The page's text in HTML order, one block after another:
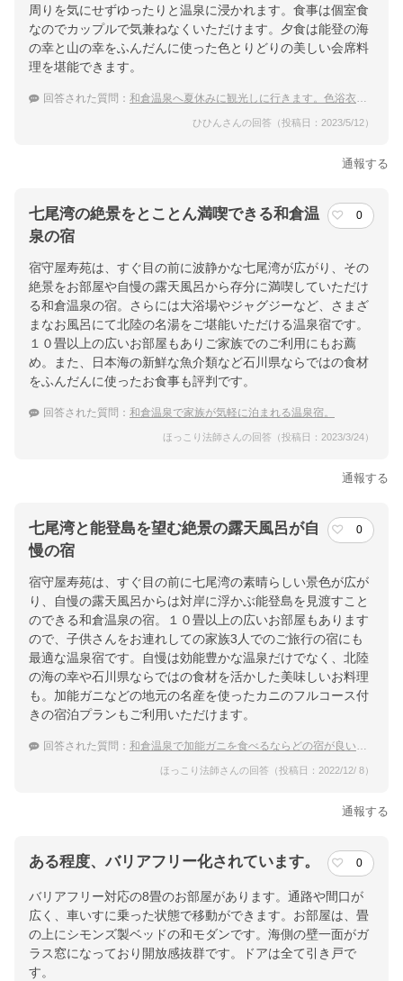
周りを気にせずゆったりと温泉に浸かれます。食事は個室食
なのでカップルで気兼ねなくいただけます。夕食は能登の海
の幸と山の幸をふんだんに使った色とりどりの美しい会席料
理を堪能できます。
回答された質問： 和倉温泉へ夏休みに観光しに行きます。色浴衣をレンタルできる人気のおすすめ宿はどこ？
ひひんさんの回答（投稿日：2023/5/12）
通報する
七尾湾の絶景をとことん満喫できる和倉温
泉の宿
0
宿守屋寿苑は、すぐ目の前に波静かな七尾湾が広がり、その
絶景をお部屋や自慢の露天風呂から存分に満喫していただけ
る和倉温泉の宿。さらには大浴場やジャグジーなど、さまざ
まなお風呂にて北陸の名湯をご堪能いただける温泉宿です。
１０畳以上の広いお部屋もありご家族でのご利用にもお薦
め。また、日本海の新鮮な魚介類など石川県ならではの食材
をふんだんに使ったお食事も評判です。
回答された質問： 和倉温泉で家族が気軽に泊まれる温泉宿。
ほっこり法師さんの回答（投稿日：2023/3/24）
通報する
七尾湾と能登島を望む絶景の露天風呂が自
慢の宿
0
宿守屋寿苑は、すぐ目の前に七尾湾の素晴らしい景色が広が
り、自慢の露天風呂からは対岸に浮かぶ能登島を見渡すこと
のできる和倉温泉の宿。１０畳以上の広いお部屋もあります
ので、子供さんをお連れしての家族3人でのご旅行の宿にも
最適な温泉宿です。自慢は効能豊かな温泉だけでなく、北陸
の海の幸や石川県ならではの食材を活かした美味しいお料理
も。加能ガニなどの地元の名産を使ったカニのフルコース付
きの宿泊プランもご利用いただけます。
回答された質問： 和倉温泉で加能ガニを食べるならどの宿が良いですか？
ほっこり法師さんの回答（投稿日：2022/12/ 8）
通報する
ある程度、バリアフリー化されています。 0
バリアフリー対応の8畳のお部屋があります。通路や間口が
広く、車いすに乗った状態で移動ができます。お部屋は、畳
の上にシモンズ製ベッドの和モダンです。海側の壁一面がガ
ラス窓になっており開放感抜群です。ドアは全て引き戸で
す。